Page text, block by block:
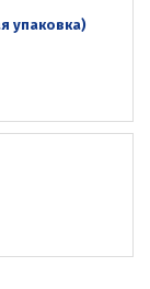
упаковка)